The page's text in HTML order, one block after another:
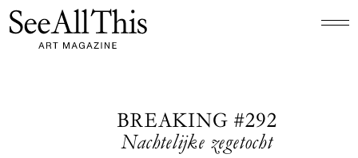
Logo See All This, linkt naar de homepage
BREAKING #292
Nachtelijke zegetocht